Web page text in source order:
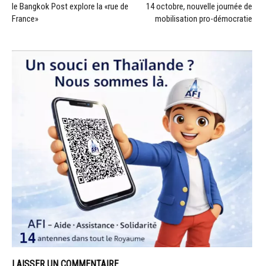
le Bangkok Post explore la «rue de
France»
14 octobre, nouvelle journée de
mobilisation pro-démocratie